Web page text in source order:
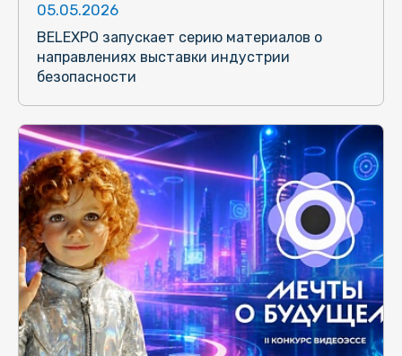
05.05.2026
BELEXPO запускает серию материалов о
направлениях выставки индустрии
безопасности